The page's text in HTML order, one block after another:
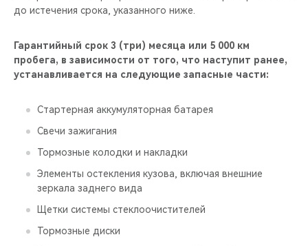
до истечения срока, указанного ниже.
Гарантийный срок 3 (три) месяца или 5 000 км
пробега, в зависимости от того, что наступит ранее,
устанавливается на следующие запасные части:
Стартерная аккумуляторная батарея
Свечи зажигания
Тормозные колодки и накладки
Элементы остекления кузова, включая внешние
зеркала заднего вида
Щетки системы стеклоочистителей
Тормозные диски